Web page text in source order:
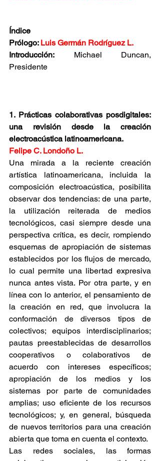
Índice
Prólogo: Luis Germán Rodríguez L.
Introducción: Michael Duncan,
Presidente
1. Prácticas colaborativas posdigitales:
una revisión desde la creación
electroacústica latinoamericana.
Felipe C. Londoño L.
Una mirada a la reciente creación
artística latinoamericana, incluida la
composición electroacústica, posibilita
observar dos tendencias: de una parte,
la utilización reiterada de medios
tecnológicos, casi siempre desde una
perspectiva crítica, es decir, rompiendo
esquemas de apropiación de sistemas
establecidos por los flujos de mercado,
lo cual permite una libertad expresiva
nunca antes vista. Por otra parte, y en
línea con lo anterior, el pensamiento de
la creación en red, que involucra la
conformación de diversos tipos de
colectivos; equipos interdisciplinarios;
pautas preestablecidas de desarrollos
cooperativos o colaborativos de
acuerdo con intereses específicos;
apropiación de los medios y los
sistemas por parte de comunidades
amplias; uso eficiente de los recursos
tecnológicos; y, en general, búsqueda
de nuevos territorios para una creación
abierta que toma en cuenta el contexto.
Las redes sociales, las formas